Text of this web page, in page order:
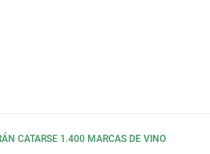
CATARSE 1.400 MARCAS DE VINO